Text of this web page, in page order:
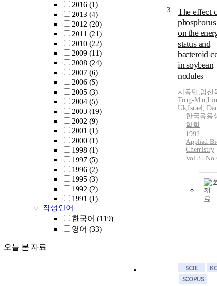
2016 (1)
2013 (4)
2012 (20)
2011 (21)
2010 (22)
2009 (11)
2008 (24)
2007 (6)
2006 (5)
2005 (3)
2004 (5)
2003 (19)
2002 (9)
2001 (1)
2000 (1)
1998 (1)
1997 (5)
1996 (2)
1995 (3)
1992 (2)
1991 (1)
작성언어
한국어 (119)
영어 (33)
오늘 본 자료
3
The effect
phosphorus
on the
status and
bacteroid
in soybean
nodules
사동민 ,임선
Tong-Min,
Uk,Israel,
한국응용
학회
1992
Applied
Chemistry
Vol.35
기